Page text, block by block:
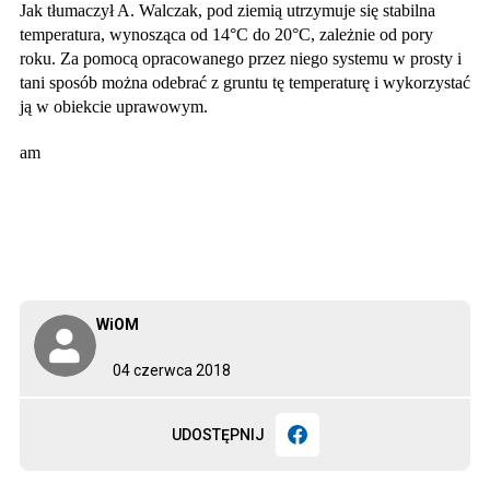
04 czerwca 2018
WiOM
UDOSTĘPNIJ
Jak tłumaczył A. Walczak, pod ziemią utrzymuje się stabilna
temperatura, wynosząca od 14°C do 20°C, zależnie od pory
roku. Za pomocą opracowanego przez niego systemu w prosty i
tani sposób można odebrać z gruntu tę temperaturę i wykorzystać
ją w obiekcie uprawowym.
am